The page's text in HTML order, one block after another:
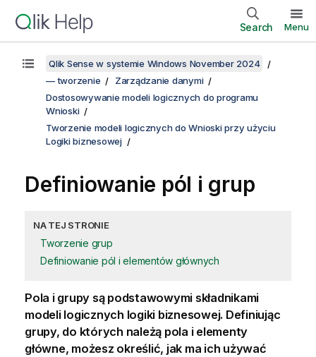
Search Menu
Qlik Sense w systemie Windows November 2024
— tworzenie
Zarządzanie danymi
Dostosowywanie modeli logicznych do programu
Wnioski
Tworzenie modeli logicznych do Wnioski przy użyciu
Logiki biznesowej
Definiowanie pól i grup
NA TEJ STRONIE
Tworzenie grup
Definiowanie pól i elementów głównych
Pola i grupy są podstawowymi składnikami
modeli logicznych logiki biznesowej. Definiując
grupy, do których należą pola i elementy
główne, możesz określić, jak ma ich używać